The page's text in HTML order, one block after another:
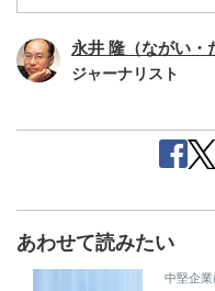
永井 隆（ながい・
ジャーナリスト
あわせて読みたい
中堅企